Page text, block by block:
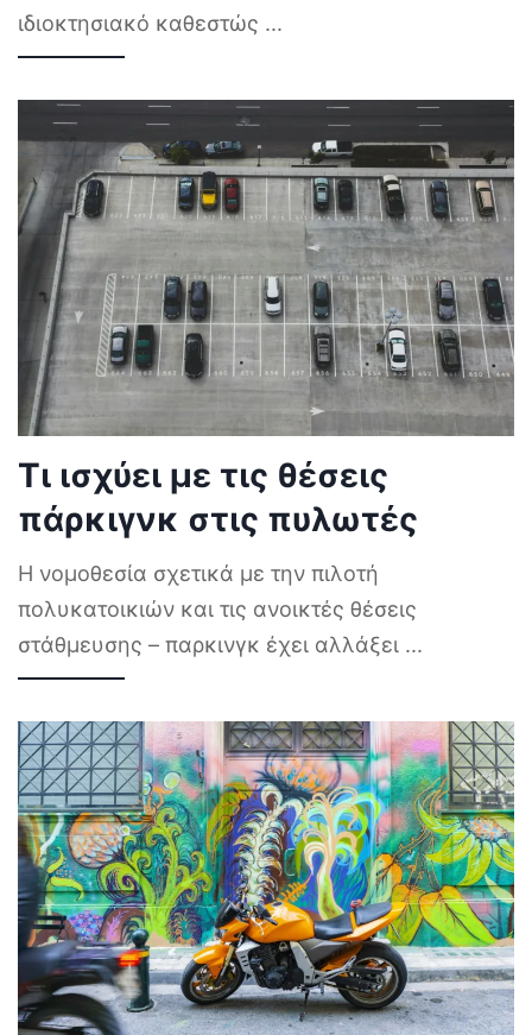
ιδιοκτησιακό καθεστώς ...
Τι ισχύει με τις θέσεις
πάρκιγνκ στις πυλωτές
Η νομοθεσία σχετικά με την πιλοτή
πολυκατοικιών και τις ανοικτές θέσεις
στάθμευσης – παρκινγκ έχει αλλάξει ...